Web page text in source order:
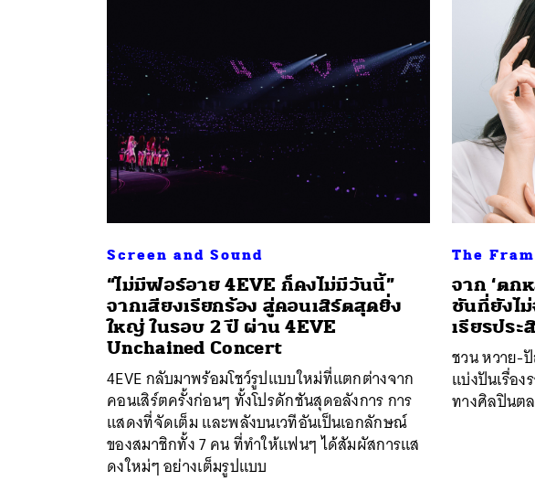
Screen and Sound
“ไม่มีฟอร์อาย 4EVE ก็คงไม่มีวันนี้”
จากเสียงเรียกร้อง สู่คอนเสิร์ตสุดยิ่ง
ใหญ่ ในรอบ 2 ปี ผ่าน 4EVE
Unchained Concert
4EVE กลับมาพร้อมโชว์รูปแบบใหม่ที่แตกต่างจาก
คอนเสิร์ตครั้งก่อนๆ ทั้งโปรดักชันสุดอลังการ การ
แสดงที่จัดเต็ม และพลังบนเวทีอันเป็นเอกลักษณ์
ของสมาชิกทั้ง 7 คน ที่ทำให้แฟนๆ ได้สัมผัสการแส
ดงใหม่ๆ อย่างเต็มรูปแบบ
The
จาก ‘ตก
ชันที่ยังไ
เธียรประ
ชวน หวาย-
แบ่งปันเรื่อ
ทางศิลปินต